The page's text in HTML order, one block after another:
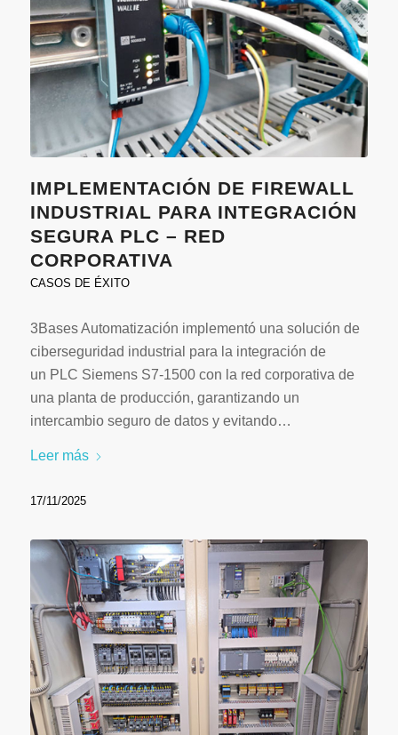
IMPLEMENTACIÓN DE FIREWALL
INDUSTRIAL PARA INTEGRACIÓN
SEGURA PLC – RED
CORPORATIVA
CASOS DE ÉXITO
3Bases Automatización implementó una solución de
ciberseguridad industrial para la integración de
un PLC Siemens S7-1500 con la red corporativa de
una planta de producción, garantizando un
intercambio seguro de datos y evitando…
Leer más
17/11/2025